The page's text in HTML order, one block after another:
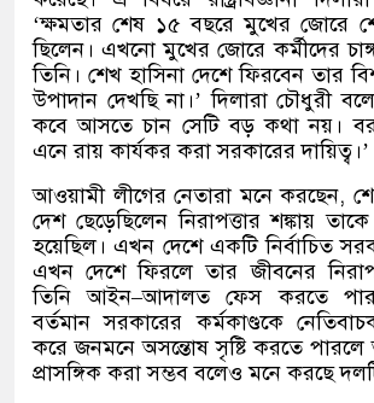
‘ক্ষমতার শেষ ১৫ বছরে মুখের জোরে
ছিলেন। এখনো মুখের জোরে কর্মীদের
তিনি। শেখ হাসিনা দেশে ফিরবেন তার
উপাদান দেখছি না।’দিলারা চৌধুরী
কবে আসতে চান সেটি বড় কথা নয়।
এনে রায় কার্যকর করা সরকারের দায়িত্ব।’
আওয়ামী লীগের নেতারা মনে করছেন,
দেশ ছেড়েছিলেন নিরাপত্তার শঙ্কায়
হয়েছিল। এখন দেশে একটি নির্বাচিত
এখন দেশে ফিরলে তার জীবনের
তিনি আইন–আদালত ফেস করতে
বর্তমান সরকারের কর্মকাণ্ডকে
করে জনমনে অসন্তোষ সৃষ্টি করতে
প্রাসঙ্গিক করা সম্ভব বলেও মনে করছে